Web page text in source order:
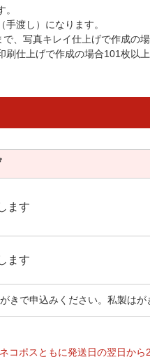
渡し）になります。
、写真キレイ仕上げで作成の
刷仕上げで作成の場合101枚以
ます
ます
きで申込みください。私製は
コポスともに発送日の翌日か